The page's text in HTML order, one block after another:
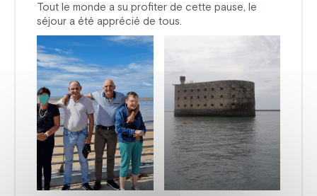
Tout le monde a su profiter de cette pause, le
séjour a été apprécié de tous.